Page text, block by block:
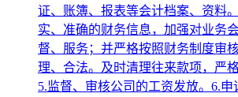
证、账簿、报表等会计档案、资料
实、准确的财务信息，加强对业务
督、服务；并严格按照财务制度审
理、合法。及时清理往来款项，严
5.监督、审核公司的工资发放。6.